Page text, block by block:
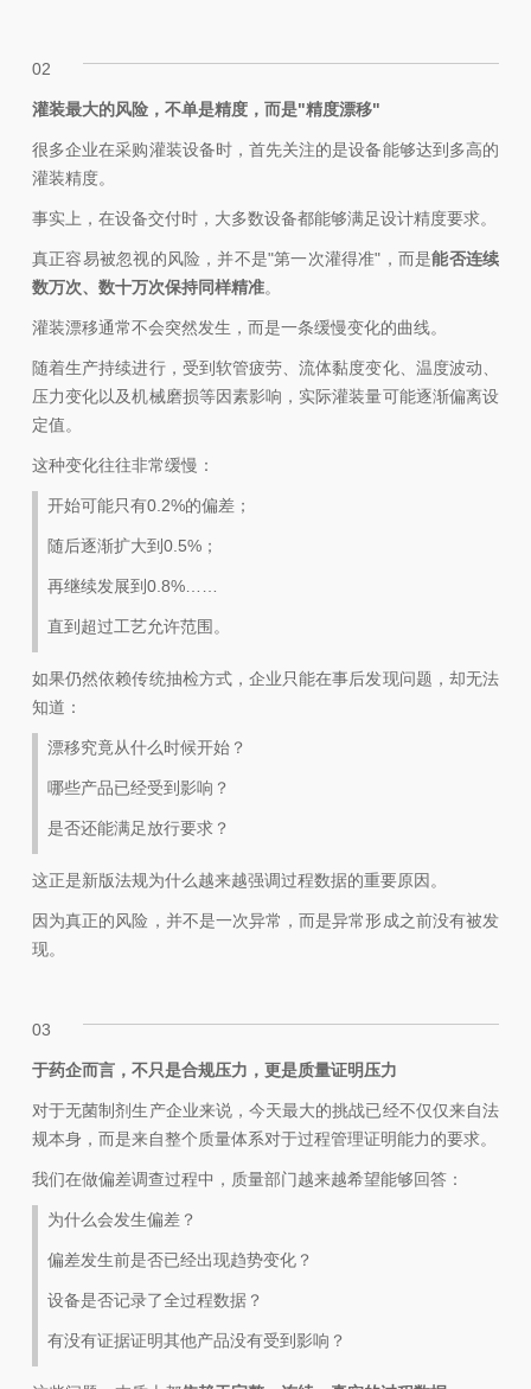
02
灌装最大的风险，不单是精度，而是"精度漂移"
很多企业在采购灌装设备时，首先关注的是设备能够达到多高的
灌装精度。
事实上，在设备交付时，大多数设备都能够满足设计精度要求。
真正容易被忽视的风险，并不是"第一次灌得准"，而是能否连续
数万次、数十万次保持同样精准。
灌装漂移通常不会突然发生，而是一条缓慢变化的曲线。
随着生产持续进行，受到软管疲劳、流体黏度变化、温度波动、
压力变化以及机械磨损等因素影响，实际灌装量可能逐渐偏离设
定值。
这种变化往往非常缓慢：
开始可能只有0.2%的偏差；
随后逐渐扩大到0.5%；
再继续发展到0.8%……
直到超过工艺允许范围。
如果仍然依赖传统抽检方式，企业只能在事后发现问题，却无法
知道：
漂移究竟从什么时候开始？
哪些产品已经受到影响？
是否还能满足放行要求？
这正是新版法规为什么越来越强调过程数据的重要原因。
因为真正的风险，并不是一次异常，而是异常形成之前没有被发
现。
03
于药企而言，不只是合规压力，更是质量证明压力
对于无菌制剂生产企业来说，今天最大的挑战已经不仅仅来自法
规本身，而是来自整个质量体系对于过程管理证明能力的要求。
我们在做偏差调查过程中，质量部门越来越希望能够回答：
为什么会发生偏差？
偏差发生前是否已经出现趋势变化？
设备是否记录了全过程数据？
有没有证据证明其他产品没有受到影响？